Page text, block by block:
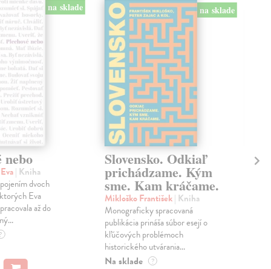
na sklade
nebo
| Kniha
dvoch
Eva
až do
na sklade
Slovensko. Odkiaľ
prichádzame. Kým
sme. Kam kráčame.
Mikloško František| Kniha
Monograficky spracovaná
publikácia prináša súbor esejí o
kľúčových problémoch
historického utvárania...
Na sklade ?